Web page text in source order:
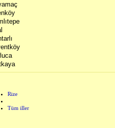
Rize
Tüm iller